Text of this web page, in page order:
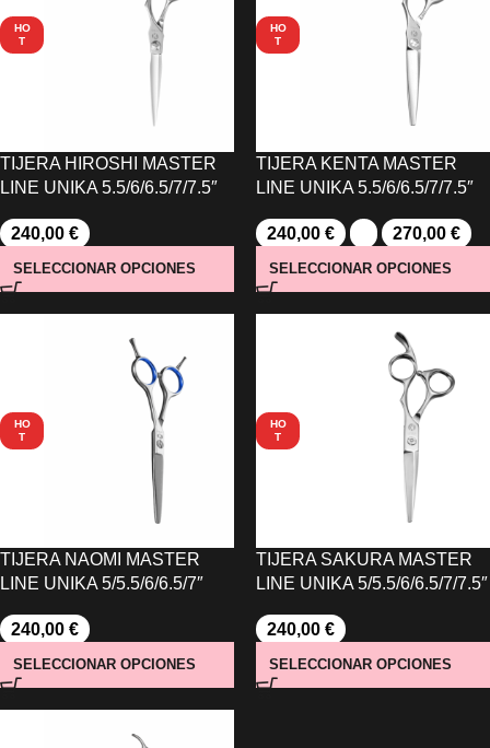
HO
T
TIJERA HIROSHI MASTER
LINE UNIKA 5.5/6/6.5/7/7.5″
240,00 €
SELECCIONAR OPCIONES
HO
T
TIJERA KENTA MASTER
LINE UNIKA 5.5/6/6.5/7/7.5″
240,00 € 270,00 €
SELECCIONAR OPCIONES
HO
T
TIJERA NAOMI MASTER
LINE UNIKA 5/5.5/6/6.5/7″
240,00 €
SELECCIONAR OPCIONES
HO
T
TIJERA SAKURA MASTER
LINE UNIKA 5/5.5/6/6.5/7/7.5″
240,00 €
SELECCIONAR OPCIONES